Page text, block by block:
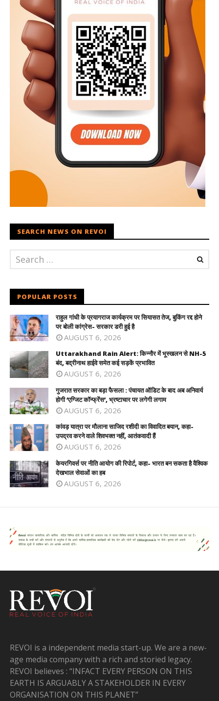
SEARCH NEWS ON REVOI
POPULAR POSTS
राहुल गांधी के प्रयागराज कार्यक्रम पर सियासत तेज, बुकिंग रद्द होने
पर बोली कांग्रेस- सरकार डरी हुई है
AUGUST 6, 2026
Uttarakhand Rain Alert: किन्नौर में भूस्खलन से NH-5
बंद, बद्रीनाथ हाईवे समेत कई सड़कें प्रभावित
AUGUST 6, 2026
गुजरात सरकार का बड़ा फैसला : पंचायत ऑडिट के बाद अब अनिवार्य
होगी ‘एग्जिट कॉन्फ्रेंस’, भ्रष्टाचार पर लगेगी लगाम
AUGUST 6, 2026
कांवड़ यात्रा पर मौलाना साजिद रशीदी का विवादित बयान, कहा-
उपद्रव करने वाले शिवभक्त नहीं, आतंकवादी हैं
AUGUST 6, 2026
केयरगिवर्स पर नीति आयोग की रिपोर्ट, कहा- भारत बन सकता है वैश्विक
देखभाल सेवाओं का हब
AUGUST 6, 2026
REVOI is a independent media start-up. We are a new-
age media company with a rich and storied legacy.
REVOI believes : “INFACT EVERY PERSON ON THIS
EARTH IS ARGUABLY A STAKEHOLDER IN EVERY
ORGANISATION ON THIS PLANET”